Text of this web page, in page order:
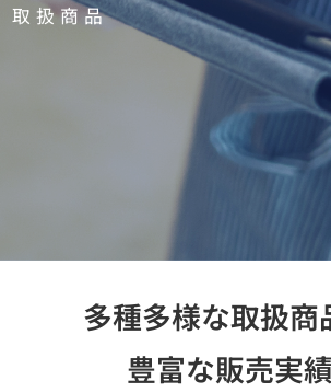
取扱商品
多種多様な取扱商
豊富な販売実績
お問い合わせ